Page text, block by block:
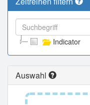
Indicator
Auswahl